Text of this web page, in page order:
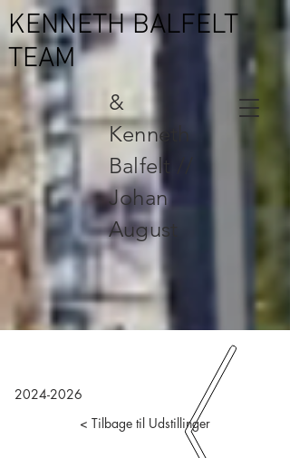
KENNETH BALFELT
TEAM
&
Kenneth
Balfelt //
Johan
August
2024-2026
< Tilbage til Udstillinger